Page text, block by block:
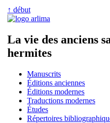
↑ début
La vie des anciens
hermites
Manuscrits
Éditions anciennes
Éditions modernes
Traductions modernes
Études
Répertoires